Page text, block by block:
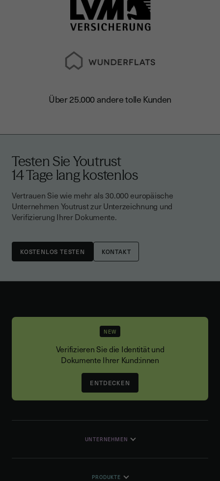
Über 25.000 andere tolle Kunden
Testen Sie Youtrust
14 Tage lang kostenlos
Vertrauen Sie wie mehr als 30.000 europäische
Unternehmen Youtrust zur Unterzeichnung und
Verifizierung Ihrer Dokumente.
KONTAKT
NEW
Verifizieren Sie die Identität und
Dokumente Ihrer Kund:innen
ENTDECKEN
UNTERNEHMEN
PRODUKTE